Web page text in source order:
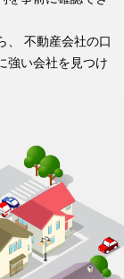
、 不動産会社の口
強い会社を見つけ